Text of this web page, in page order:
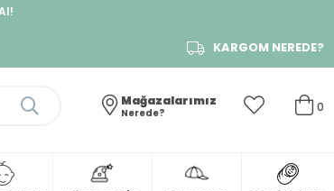
KARGOM NEREDE?
0
Mağazalarımız
Nerede?